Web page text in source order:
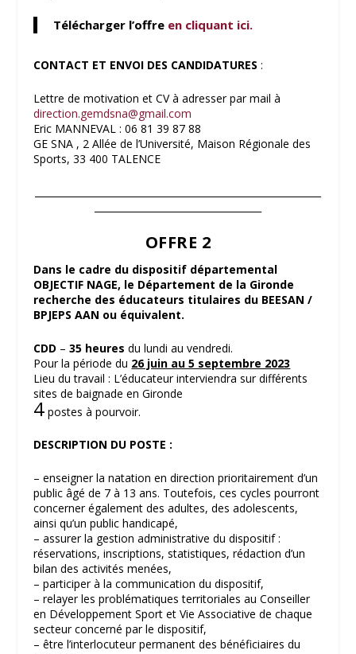
Télécharger l’offre en cliquant ici.
CONTACT ET ENVOI DES CANDIDATURES :
Lettre de motivation et CV à adresser par mail à
direction.gemdsna@gmail.com
Eric MANNEVAL : 06 81 39 87 88
GE SNA , 2 Allée de l’Université, Maison Régionale des
Sports, 33 400 TALENCE
OFFRE 2
Dans le cadre du dispositif départemental
OBJECTIF NAGE, le Département de la Gironde
recherche des éducateurs titulaires du BEESAN /
BPJEPS AAN ou équivalent.
CDD –35 heures du lundi au vendredi.
Pour la période du 26 juin au 5 septembre 2023
Lieu du travail : L’éducateur interviendra sur différents
sites de baignade en Gironde
4 postes à pourvoir.
DESCRIPTION DU POSTE :
– enseigner la natation en direction prioritairement d’un
public âgé de 7 à 13 ans. Toutefois, ces cycles pourront
concerner également des adultes, des adolescents,
ainsi qu’un public handicapé,
– assurer la gestion administrative du dispositif :
réservations, inscriptions, statistiques, rédaction d’un
bilan des activités menées,
– participer à la communication du dispositif,
– relayer les problématiques territoriales au Conseiller
en Développement Sport et Vie Associative de chaque
secteur concerné par le dispositif,
– être l’interlocuteur permanent des bénéficiaires du